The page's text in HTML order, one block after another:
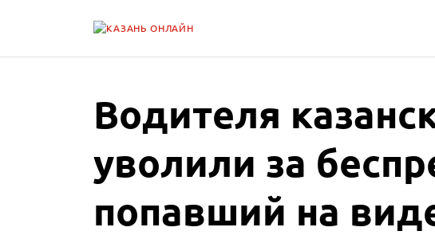
Водителя
уволили за
попавший на